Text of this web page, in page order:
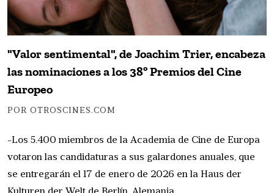
"Valor sentimental", de Joachim Trier, encabeza
las nominaciones a los 38º Premios del Cine
Europeo
POR OTROSCINES.COM
-Los 5.400 miembros de la Academia de Cine de Europa
votaron las candidaturas a sus galardones anuales, que
se entregarán el 17 de enero de 2026 en la Haus der